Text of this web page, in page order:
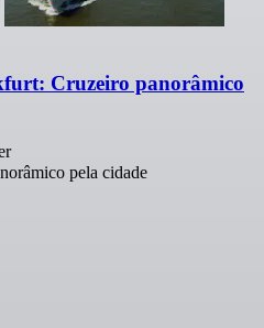
Cruzeiro panorâmico
pela cidade